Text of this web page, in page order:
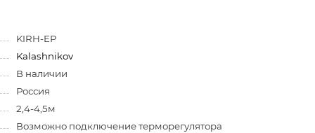
KIRH-EP
Kalashnikov
В наличии
Россия
2,4-4,5м
Возможно подключение терморегулятора